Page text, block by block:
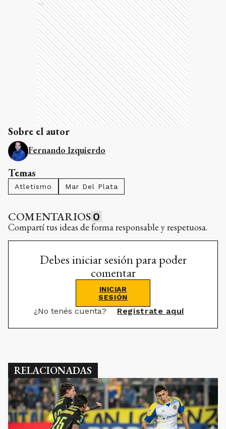
Ads
Sobre el autor
Fernando Izquierdo
Temas
Atletismo Mar Del Plata
COMENTARIOS 0
Compartí tus ideas de forma responsable y respetuosa.
Debes iniciar sesión para poder
comentar
INICIAR
SESIÓN
¿No tenés cuenta? Registrate aquí
RELACIONADAS